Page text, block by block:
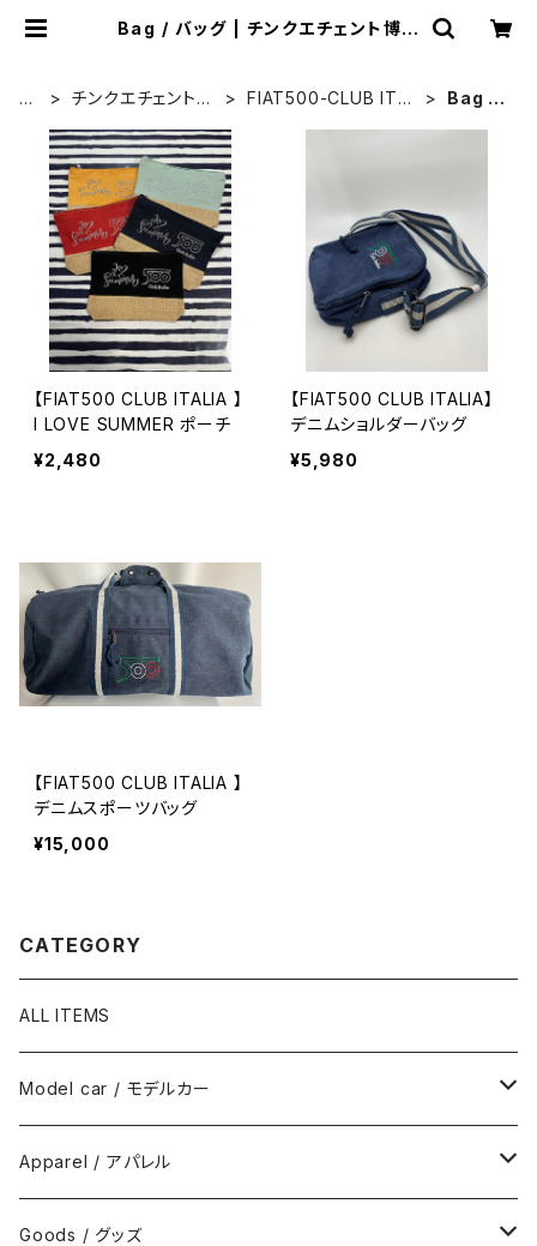
Bag / バッグ | チンクエチェント博物
H
チンクエチェント博
FIAT500-CLUB ITAL
Bag /
【FIAT500 CLUB ITALIA 】
I LOVE SUMMER ポーチ
¥2,480
【FIAT500 CLUB ITALIA】
デニムショルダーバッグ
¥5,980
【FIAT500 CLUB ITALIA 】
デニムスポーツバッグ
¥15,000
CATEGORY
ALL ITEMS
Model car / モデルカー
FIAT
ABARTH
Apparel / アパレル
Wear / ウエア
Goods / グッズ